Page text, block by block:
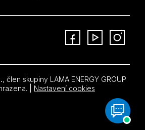
, člen skupiny LAMA ENERGY GROUP
|
Nastavení cookies